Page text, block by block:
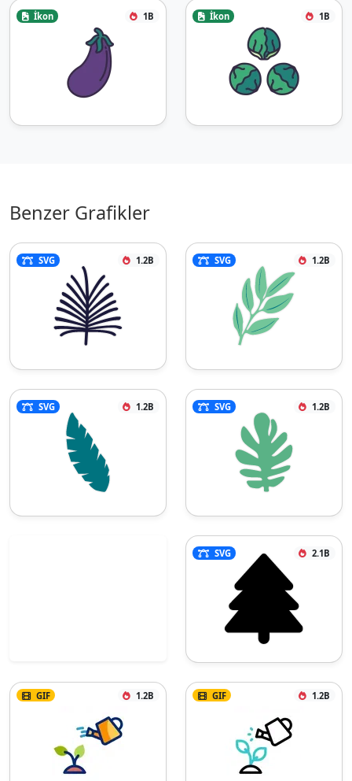
İkon 1B İkon 1B
Benzer Grafikler
SVG 1.2B SVG 1.2B
SVG 1.2B SVG 1.2B
SVG 2.1B
GIF 1.2B GIF 1.2B